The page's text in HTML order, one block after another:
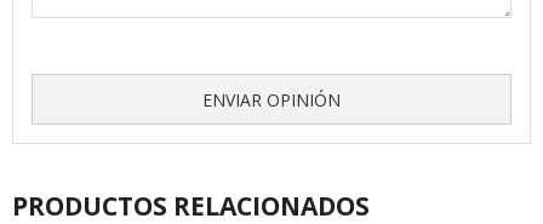
ENVIAR OPINIÓN
PRODUCTOS RELACIONADOS